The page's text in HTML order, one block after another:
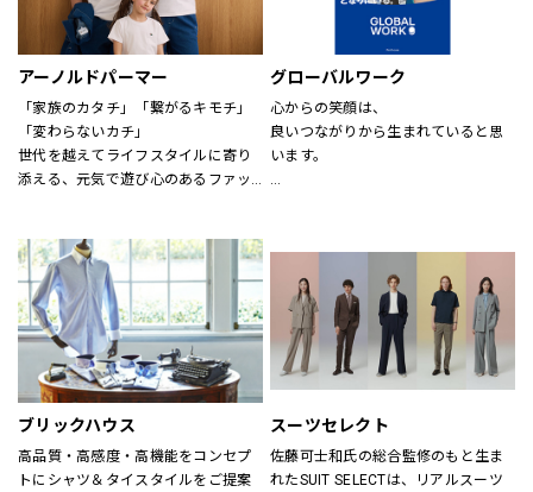
アーノルドパーマー
「家族のカタチ」「繋がるキモチ」
「変わらないカチ」
世代を越えてライフスタイルに寄り
添える、元気で遊び心のあるファッ
れている「アーノルド パーマー」で
す。
※イーアスつくば店ではキッズの取
扱いはございません。
グローバルワーク
心からの笑顔は、
良いつながりから生まれていると思
います。
あなたの大切な人と、もっと笑顔に
なれる服を。
心地よさや好感を大切にした
“Good Feeling Wear”で
そんなつながりを、笑顔を、つくり
続けます。
ともに生きよう
ブリックハウス
高品質・高感度・高機能をコンセプ
トにシャツ＆タイスタイルをご提案
スーツセレクト
佐藤可士和氏の総合監修のもと生ま
れたSUIT SELECTは、リアルスーツ